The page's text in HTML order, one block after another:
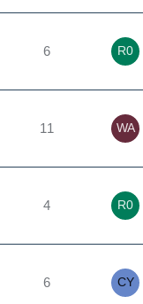
6
11
4
6